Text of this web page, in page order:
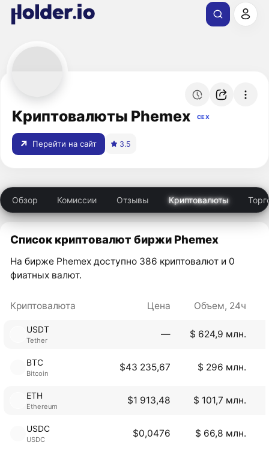
Криптовалюты Phemex CEX
Перейти на сайт 3.5
Обзор Комиссии Отзывы Криптовалюты
Список криптовалют биржи Phemex
На бирже Phemex доступно 386 криптовалют и 0
фиатных валют.
Криптовалюта Цена Объем, 24ч
USDT
Tether
― $ 624,9 млн.
BTC
Bitcoin
$43 235,67 $ 296 млн.
ETH
Ethereum
$1 913,48 $ 101,7 млн.
USDC
USDC
$0,0476 $ 66,8 млн.